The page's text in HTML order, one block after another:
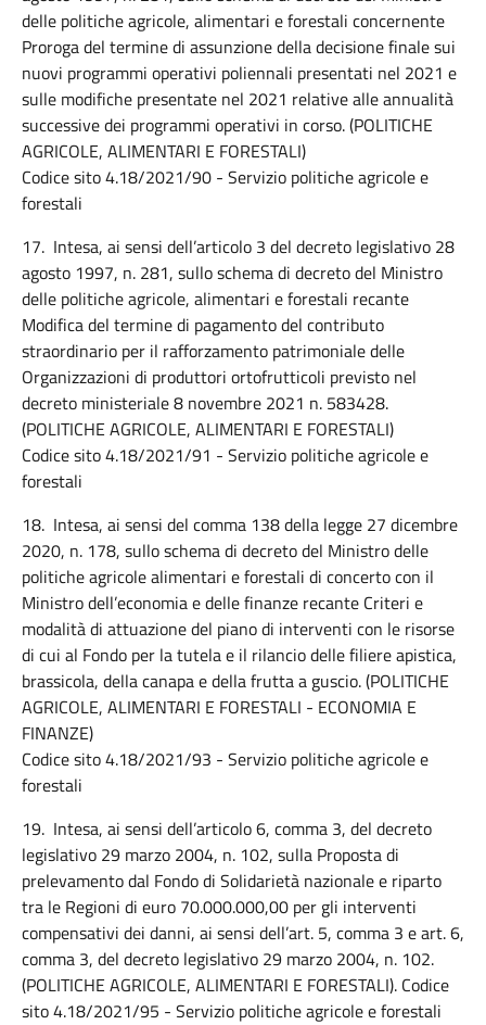
delle politiche agricole, alimentari e forestali concernente
Proroga del termine di assunzione della decisione finale sui
nuovi programmi operativi poliennali presentati nel 2021 e
sulle modifiche presentate nel 2021 relative alle annualità
successive dei programmi operativi in corso. (POLITICHE
AGRICOLE, ALIMENTARI E FORESTALI)
Codice sito 4.18/2021/90 - Servizio politiche agricole e
forestali
17. Intesa, ai sensi dell’articolo 3 del decreto legislativo 28
agosto 1997, n. 281, sullo schema di decreto del Ministro
delle politiche agricole, alimentari e forestali recante
Modifica del termine di pagamento del contributo
straordinario per il rafforzamento patrimoniale delle
Organizzazioni di produttori ortofrutticoli previsto nel
decreto ministeriale 8 novembre 2021 n. 583428.
(POLITICHE AGRICOLE, ALIMENTARI E FORESTALI)
Codice sito 4.18/2021/91 - Servizio politiche agricole e
forestali
18. Intesa, ai sensi del comma 138 della legge 27 dicembre
2020, n. 178, sullo schema di decreto del Ministro delle
politiche agricole alimentari e forestali di concerto con il
Ministro dell’economia e delle finanze recante Criteri e
modalità di attuazione del piano di interventi con le risorse
di cui al Fondo per la tutela e il rilancio delle filiere apistica,
brassicola, della canapa e della frutta a guscio. (POLITICHE
AGRICOLE, ALIMENTARI E FORESTALI - ECONOMIA E
FINANZE)
Codice sito 4.18/2021/93 - Servizio politiche agricole e
forestali
19. Intesa, ai sensi dell’articolo 6, comma 3, del decreto
legislativo 29 marzo 2004, n. 102, sulla Proposta di
prelevamento dal Fondo di Solidarietà nazionale e riparto
tra le Regioni di euro 70.000.000,00 per gli interventi
compensativi dei danni, ai sensi dell’art. 5, comma 3 e art. 6,
comma 3, del decreto legislativo 29 marzo 2004, n. 102.
(POLITICHE AGRICOLE, ALIMENTARI E FORESTALI). Codice
sito 4.18/2021/95 - Servizio politiche agricole e forestali